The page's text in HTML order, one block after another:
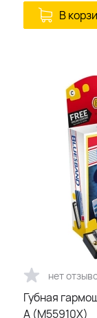
В
нет
Губная
A (M55910X)